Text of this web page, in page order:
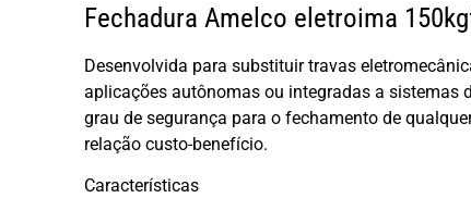
Fechadura Amelco eletroima
Desenvolvida para substituir travas
aplicações autônomas ou integradas a sistemas
grau de segurança para o fechamento de
relação custo-benefício.
Características